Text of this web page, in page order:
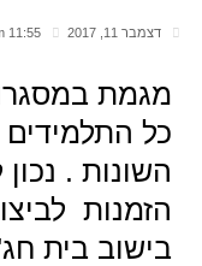
דצמבר 11, 2017
מגמת
כל
השונות .
הזמנות
בישוב בית